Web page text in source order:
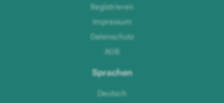
Registrieren
Impressum
Datenschutz
AGB
Sprachen
Deutsch